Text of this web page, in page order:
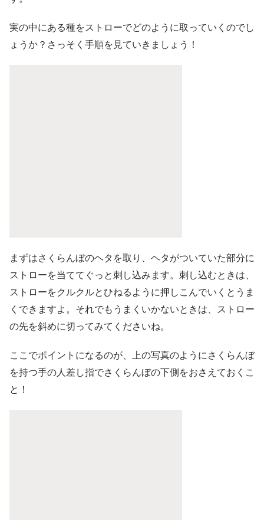
実の中にある種をストローでどのように取っていくのでし
ょうか？さっそく手順を見ていきましょう！
まずはさくらんぼのヘタを取り、ヘタがついていた部分に
ストローを当ててぐっと刺し込みます。刺し込むときは、
ストローをクルクルとひねるように押しこんでいくとうま
くできますよ。それでもうまくいかないときは、ストロー
の先を斜めに切ってみてくださいね。
ここでポイントになるのが、上の写真のようにさくらんぼ
を持つ手の人差し指でさくらんぼの下側をおさえておくこ
と！